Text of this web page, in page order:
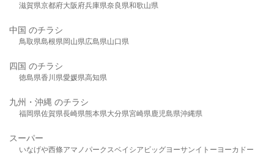
滋賀県京都府大阪府兵庫県奈良県和歌山県
中国 のチラシ
鳥取県島根県岡山県広島県山口県
四国 のチラシ
徳島県香川県愛媛県高知県
九州・沖縄 のチラシ
福岡県佐賀県長崎県熊本県大分県宮崎県鹿児島県沖縄県
スーパー
いなげや西條アマノパークスベイシア ビッグヨーサンイトーヨーカドー